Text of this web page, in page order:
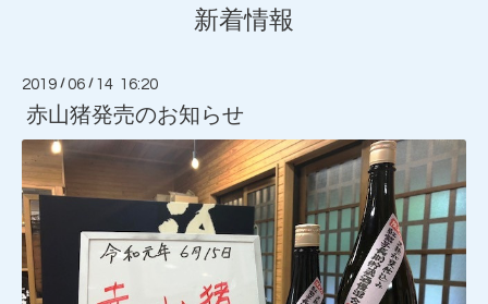
新着情報
2019 /06 / 14 16:20
赤山猪発売のお知らせ